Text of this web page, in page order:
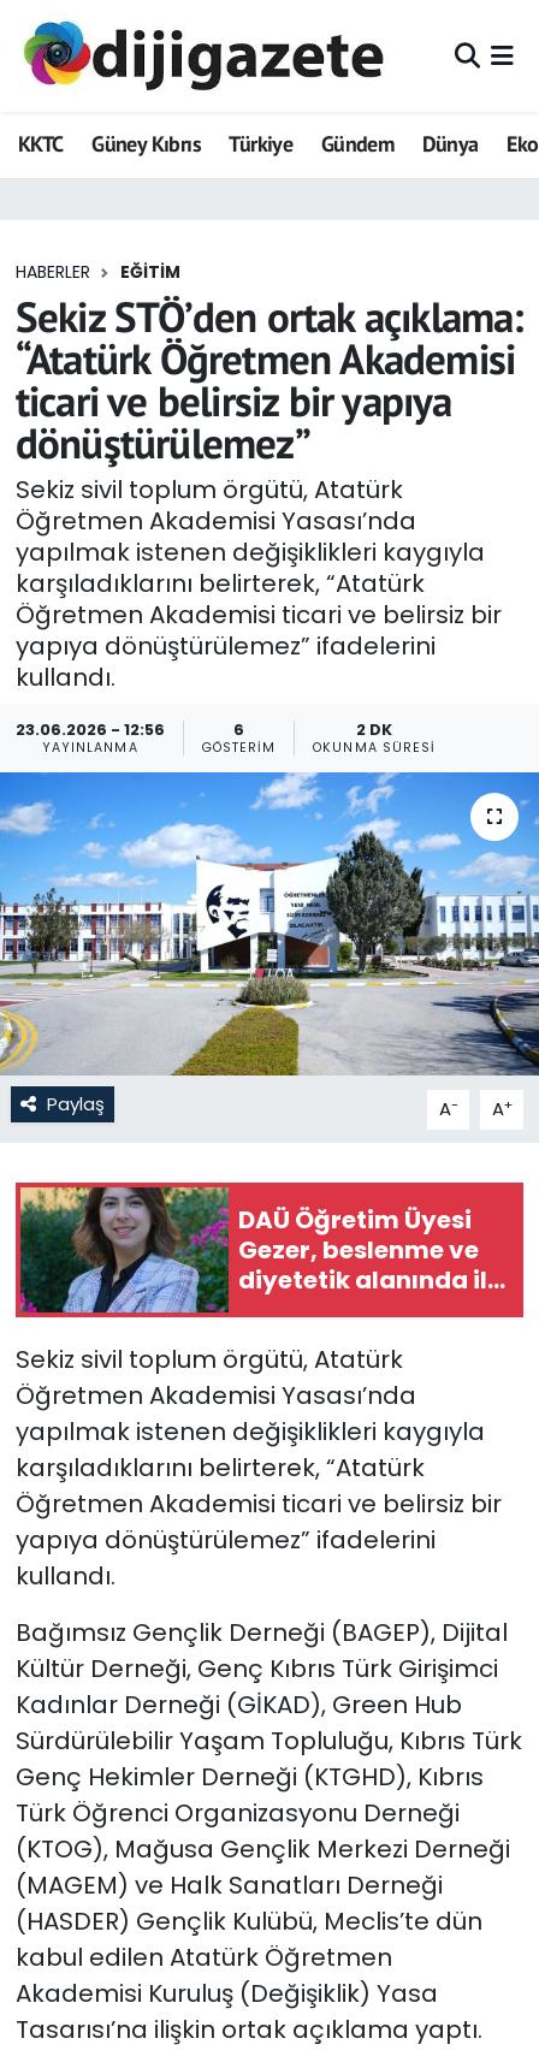
KKTC Güney Kıbrıs Türkiye Gündem Dünya
HABERLER EĞITIM
Sekiz STÖ’den ortak açıklama:
“Atatürk Öğretmen Akademisi
ticari ve belirsiz bir yapıya
dönüştürülemez”
Sekiz sivil toplum örgütü, Atatürk
Öğretmen Akademisi Yasası’nda
yapılmak istenen değişiklikleri kaygıyla
karşıladıklarını belirterek, “Atatürk
Öğretmen Akademisi ticari ve belirsiz bir
yapıya dönüştürülemez” ifadelerini
kullandı.
23.06.2026 - 12:56
YAYINLANMA
6
GÖSTERIM
2 DK
OKUNMA SÜRESI
Paylaş A- A+
DAÜ Öğretim Üyesi
Gezer, beslenme ve
diyetetik alanında ilk
Kıbrıslı Türk profesör
Sekiz sivil toplum örgütü, Atatürk
Öğretmen Akademisi Yasası’nda
yapılmak istenen değişiklikleri kaygıyla
karşıladıklarını belirterek, “Atatürk
Öğretmen Akademisi ticari ve belirsiz bir
yapıya dönüştürülemez” ifadelerini
kullandı.
Bağımsız Gençlik Derneği (BAGEP), Dijital
Kültür Derneği, Genç Kıbrıs Türk Girişimci
Kadınlar Derneği (GİKAD), Green Hub
Sürdürülebilir Yaşam Topluluğu, Kıbrıs Türk
Genç Hekimler Derneği (KTGHD), Kıbrıs
Türk Öğrenci Organizasyonu Derneği
(KTOG), Mağusa Gençlik Merkezi Derneği
(MAGEM) ve Halk Sanatları Derneği
(HASDER) Gençlik Kulübü, Meclis’te dün
kabul edilen Atatürk Öğretmen
Akademisi Kuruluş (Değişiklik) Yasa
Tasarısı’na ilişkin ortak açıklama yaptı.
ADVERTORIAL
Dijigazete
Eğitim
Ekonomi
Foto Galeri
GEZİ
Güncel
Gündem
KKTC
Kültür Sanat
Magazin
Moda
Nöbetçi Eczaneler
Otomobil Dünyası
Politika
Spor
Teknoloji
TÜRKiYE
Video Galeri
YAŞAM
Yazarlar
Hava Durumu
Trafik Durumu
Tüm Manşetler
Son Dakika Haberleri
Haber Arşivi